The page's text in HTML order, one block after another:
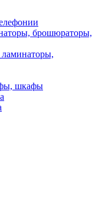
брошюраторы,
шкафы